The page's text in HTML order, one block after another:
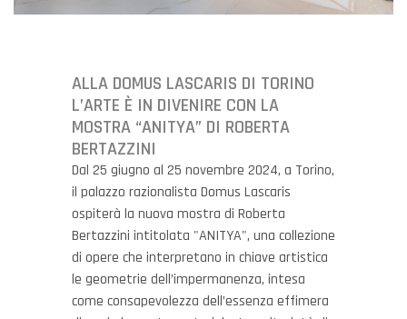
ALLA DOMUS LASCARIS DI TORINO
L’ARTE È IN DIVENIRE CON LA
MOSTRA “ANITYA” DI ROBERTA
BERTAZZINI
Dal 25 giugno al 25 novembre 2024, a Torino,
il palazzo razionalista Domus Lascaris
ospiterà la nuova mostra di Roberta
Bertazzini intitolata "ANITYA", una collezione
di opere che interpretano in chiave artistica
le geometrie dell’impermanenza, intesa
come consapevolezza dell’essenza effimera